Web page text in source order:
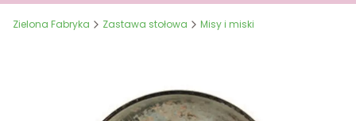
Zielona Fabryka Zastawa stołowa Misy i miski